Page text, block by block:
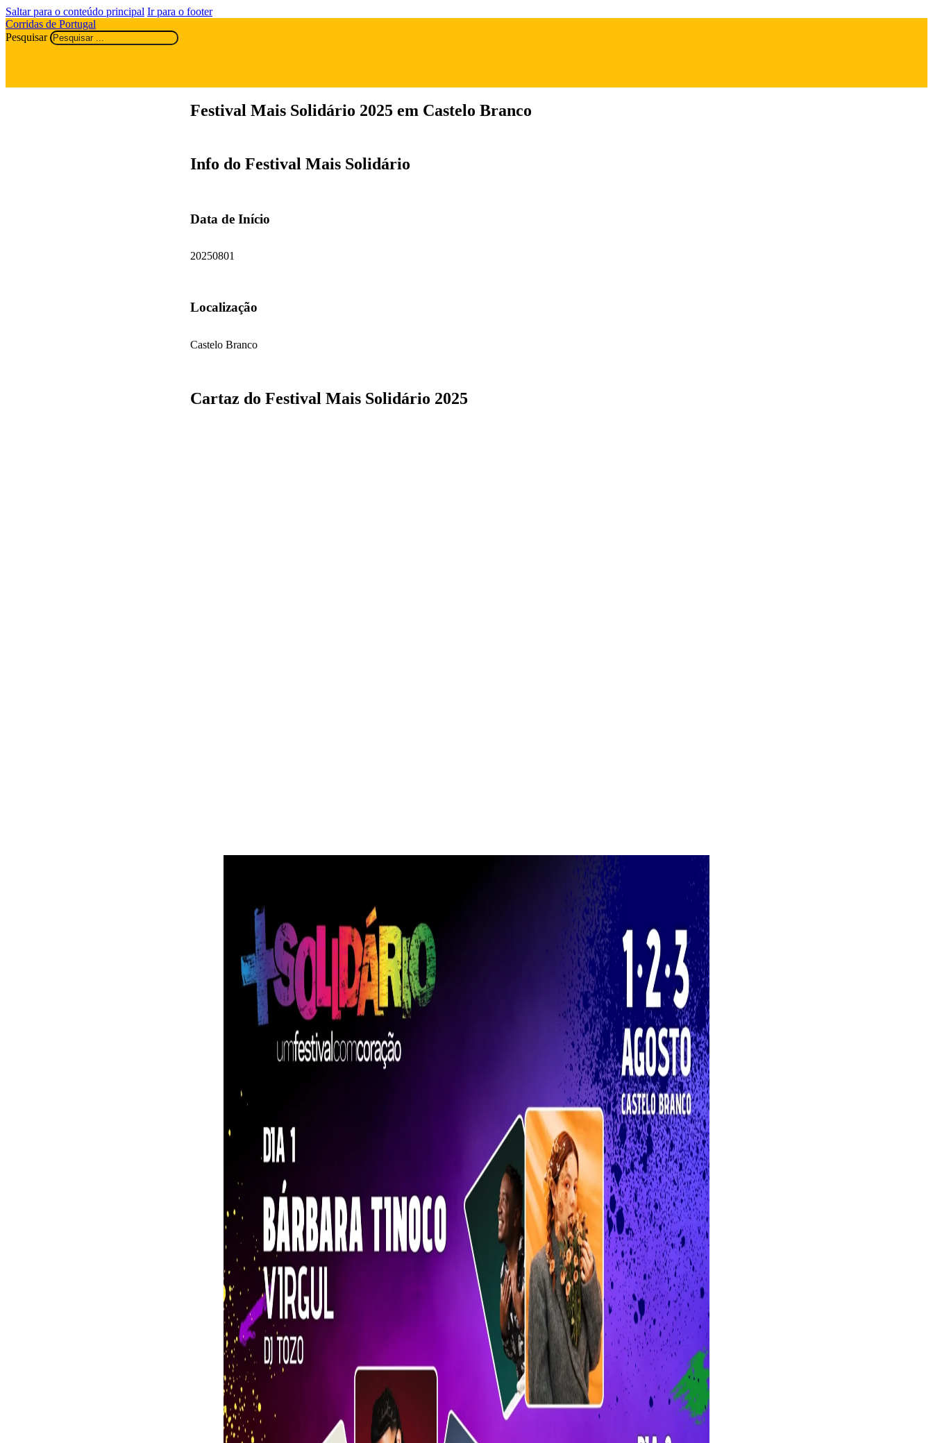
Saltar para o conteúdo principal Ir para o footer
Corridas de Portugal
Pesquisar
Festival Mais Solidário 2025 em Castelo Branco
Info do Festival Mais Solidário
Data de Início
20250801
Localização
Castelo Branco
Cartaz do Festival Mais Solidário 2025